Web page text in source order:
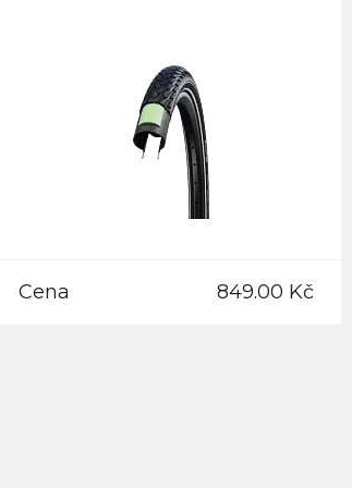
Cena 849.00 Kč